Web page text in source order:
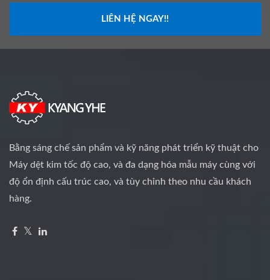
LIÊN HỆ NGAY!!
Bằng sáng chế sản phẩm và kỹ năng phát triển kỹ thuật cho
Máy dệt kim tốc độ cao, và đa dạng hóa mẫu máy cùng với
độ ổn định cấu trúc cao, và tùy chỉnh theo nhu cầu khách
hàng.